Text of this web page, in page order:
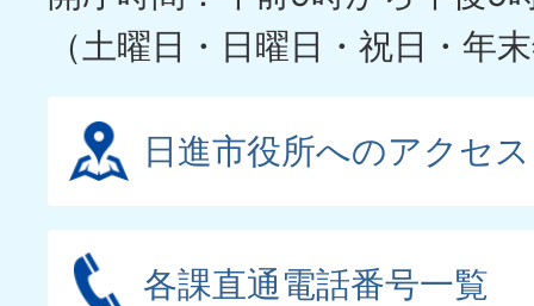
（土曜日・日曜日・祝日・年
日進市役所へのアクセス
各課直通電話番号一覧